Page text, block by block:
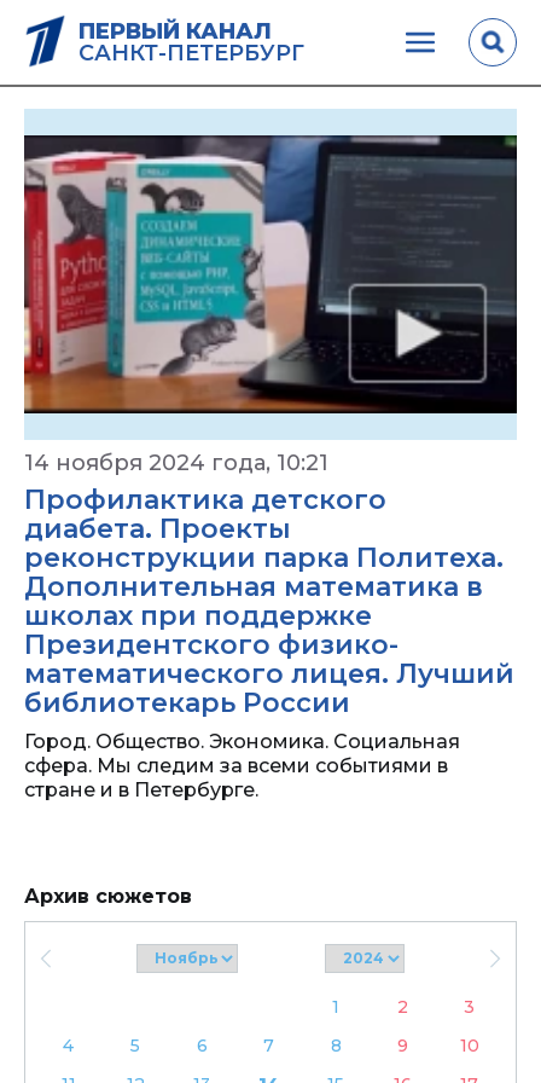
ПЕРВЫЙ КАНАЛ
САНКТ-ПЕТЕРБУРГ
14 ноября 2024 года, 10:21
Профилактика детского
диабета. Проекты
реконструкции парка Политеха.
Дополнительная математика в
школах при поддержке
Президентского физико-
математического лицея. Лучший
библиотекарь России
Город. Общество. Экономика. Социальная
сфера. Мы следим за всеми событиями в
стране и в Петербурге.
Архив сюжетов
1 2
3
4
5 6 7 8 9
10